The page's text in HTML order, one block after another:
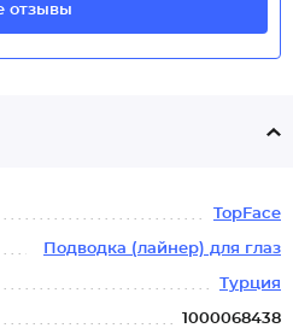
отзывы
TopFace
Подводка (лайнер) для глаз
Турция
1000068438